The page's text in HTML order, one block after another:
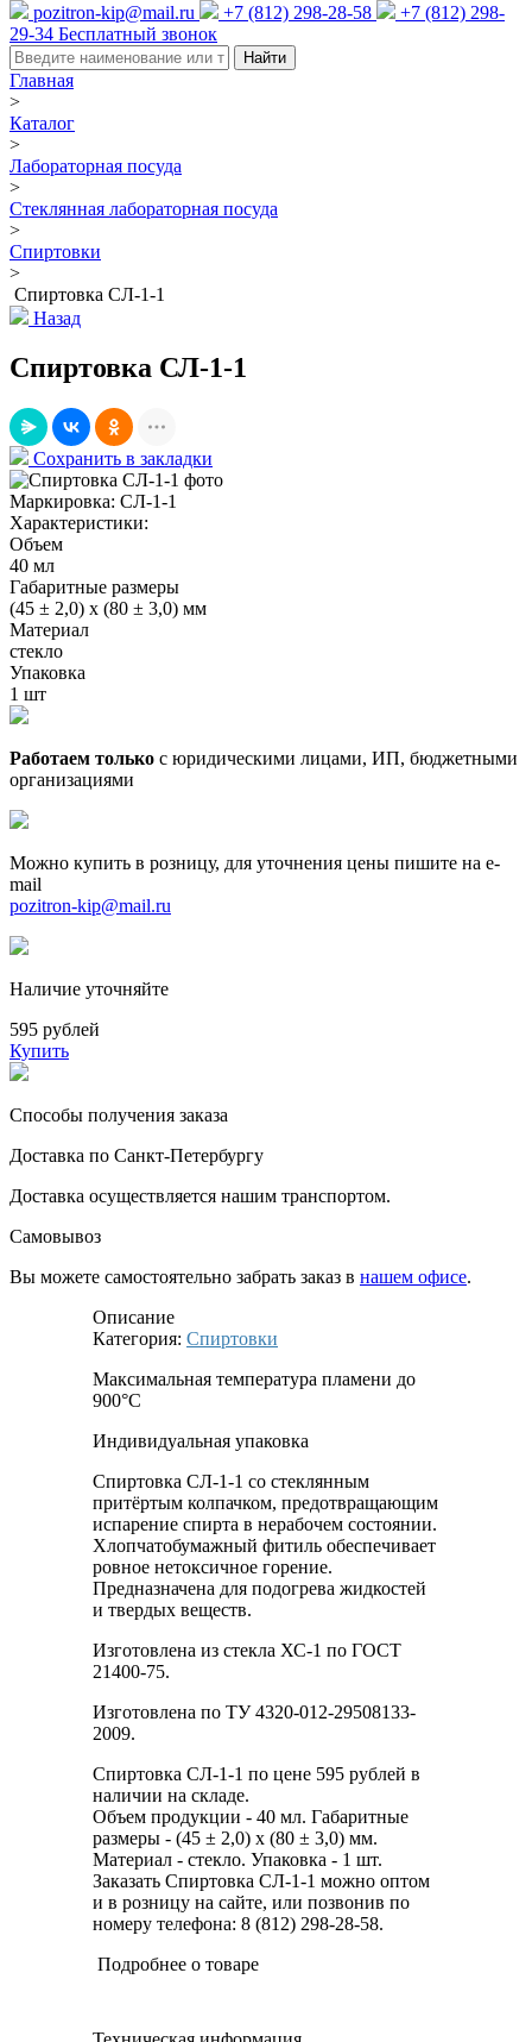
pozitron-kip@mail.ru +7 (812) 298-28-58
+7 (812) 298-
29-34 Бесплатный звонок
Найти
Главная
>
Каталог
>
Лабораторная посуда
>
Стеклянная лабораторная посуда
>
Спиртовки
>
Спиртовка СЛ-1-1
Назад
Спиртовка СЛ-1-1
Сохранить в закладки
Маркировка: СЛ-1-1
Характеристики:
Объем
40 мл
Габаритные размеры
(45 ± 2,0) х (80 ± 3,0) мм
Материал
стекло
Упаковка
1 шт
Работаем только с юридическими лицами, ИП, бюджетными
организациями
Можно купить в розницу, для уточнения цены пишите на e-
mail
pozitron-kip@mail.ru
Наличие уточняйте
595 рублей
Купить
Способы получения заказа
Доставка по Санкт-Петербургу
Доставка осуществляется нашим транспортом.
Самовывоз
Вы можете самостоятельно забрать заказ в нашем офисе.
Описание
Категория: Спиртовки
Максимальная температура пламени до
900°С
Индивидуальная упаковка
Спиртовка СЛ-1-1 со стеклянным
притёртым колпачком, предотвращающим
испарение спирта в нерабочем состоянии.
Хлопчатобумажный фитиль обеспечивает
ровное нетоксичное горение.
Предназначена для подогрева жидкостей
и твердых веществ.
Изготовлена из стекла ХС-1 по ГОСТ
21400-75.
Изготовлена по ТУ 4320-012-29508133-
2009.
Спиртовка СЛ-1-1 по цене 595 рублей в
наличии на складе.
Объем продукции - 40 мл. Габаритные
размеры - (45 ± 2,0) х (80 ± 3,0) мм.
Материал - стекло. Упаковка - 1 шт.
Заказать Спиртовка СЛ-1-1 можно оптом
и в розницу на сайте, или позвонив по
номеру телефона: 8 (812) 298-28-58.
Подробнее о товаре